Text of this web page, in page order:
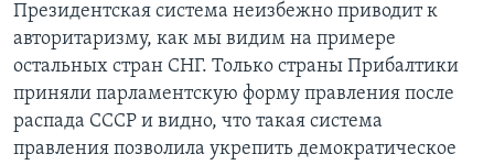
Президентская система неизбежно приводит к
авторитаризму, как мы видим на примере
остальных стран СНГ. Только страны Прибалтики
приняли парламентскую форму правления после
распада СССР и видно, что такая система
правления позволила укрепить демократическое